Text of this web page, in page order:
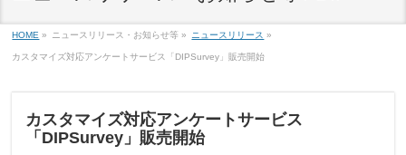
HOME » ニュースリリース・お知らせ等 » ニュースリリース »
カスタマイズ対応アンケートサービス「DIPSurvey」販売開始
カスタマイズ対応アンケートサービス
「DIPSurvey」販売開始